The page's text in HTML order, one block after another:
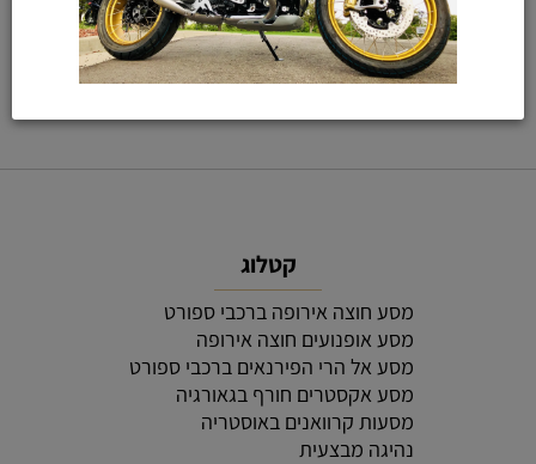
קטלוג
מסע חוצה אירופה ברכבי ספורט
מסע אופנועים חוצה אירופה
מסע אל הרי הפירנאים ברכבי ספורט
מסע אקסטרים חורף בגאורגיה
מסעות קרוואנים באוסטריה
נהיגה מבצעית